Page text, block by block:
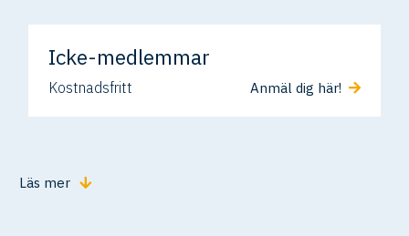
Icke-medlemmar
Kostnadsfritt Anmäl dig här!
Läs mer